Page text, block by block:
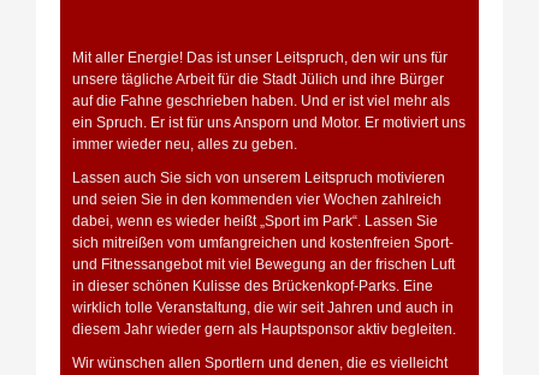
Mit aller Energie! Das ist unser Leitspruch, den wir uns für
unsere tägliche Arbeit für die Stadt Jülich und ihre Bürger
auf die Fahne geschrieben haben. Und er ist viel mehr als
ein Spruch. Er ist für uns Ansporn und Motor. Er motiviert uns
immer wieder neu, alles zu geben.
Lassen auch Sie sich von unserem Leitspruch motivieren
und seien Sie in den kommenden vier Wochen zahlreich
dabei, wenn es wieder heißt „Sport im Park“. Lassen Sie
sich mitreißen vom umfangreichen und kostenfreien Sport-
und Fitnessangebot mit viel Bewegung an der frischen Luft
in dieser schönen Kulisse des Brückenkopf-Parks. Eine
wirklich tolle Veranstaltung, die wir seit Jahren und auch in
diesem Jahr wieder gern als Hauptsponsor aktiv begleiten.
Wir wünschen allen Sportlern und denen, die es vielleicht